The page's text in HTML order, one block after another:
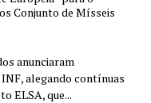
Conjunto de Mísseis
anunciaram
alegando contínuas
ELSA, que...